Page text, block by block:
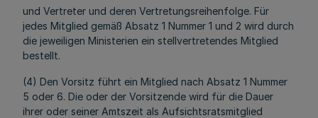
und Vertreter und deren Vertretungsreihenfolge. Für
jedes Mitglied gemäß Absatz 1 Nummer 1 und 2 wird durch
die jeweiligen Ministerien ein stellvertretendes Mitglied
bestellt.
(4) Den Vorsitz führt ein Mitglied nach Absatz 1 Nummer
5 oder 6. Die oder der Vorsitzende wird für die Dauer
ihrer oder seiner Amtszeit als Aufsichtsratsmitglied